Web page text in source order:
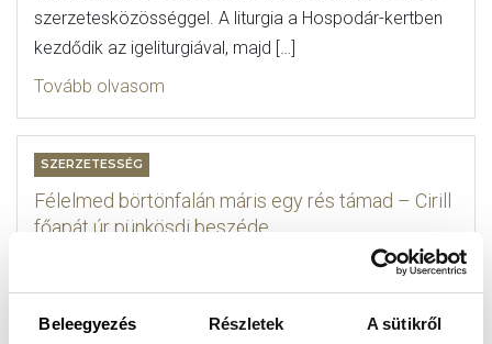
Beleegyezés Részletek A sütikről
szerzetesközösséggel. A liturgia a Hospodár-kertben
kezdődik az igeliturgiával, majd […]
Tovább olvasom
SZERZETESSÉG
Félelmed börtönfalán máris egy rés támad – Cirill
főapát úr pünkösdi beszéde
Kedves Testvérek! A mai evangéliumban a Szentlélek
kiáradása olyan ártatlan, szinte idilli eseménynek tűnik:
Jézus gyöngéden rálehel a tanítványokra. De ha